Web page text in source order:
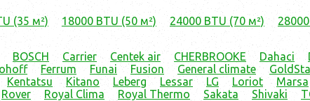
(35 м²) 18000 BTU (50 м²) 24000 BTU (70 м²)
BOSCH Carrier Centek air CHERBROOKE Dahaci
Ferrum Funai Fusion General climate
Kentatsu Kitano Leberg Lessar LG Loriot Marsa
Rover Royal Clima Royal Thermo Sakata Shivaki